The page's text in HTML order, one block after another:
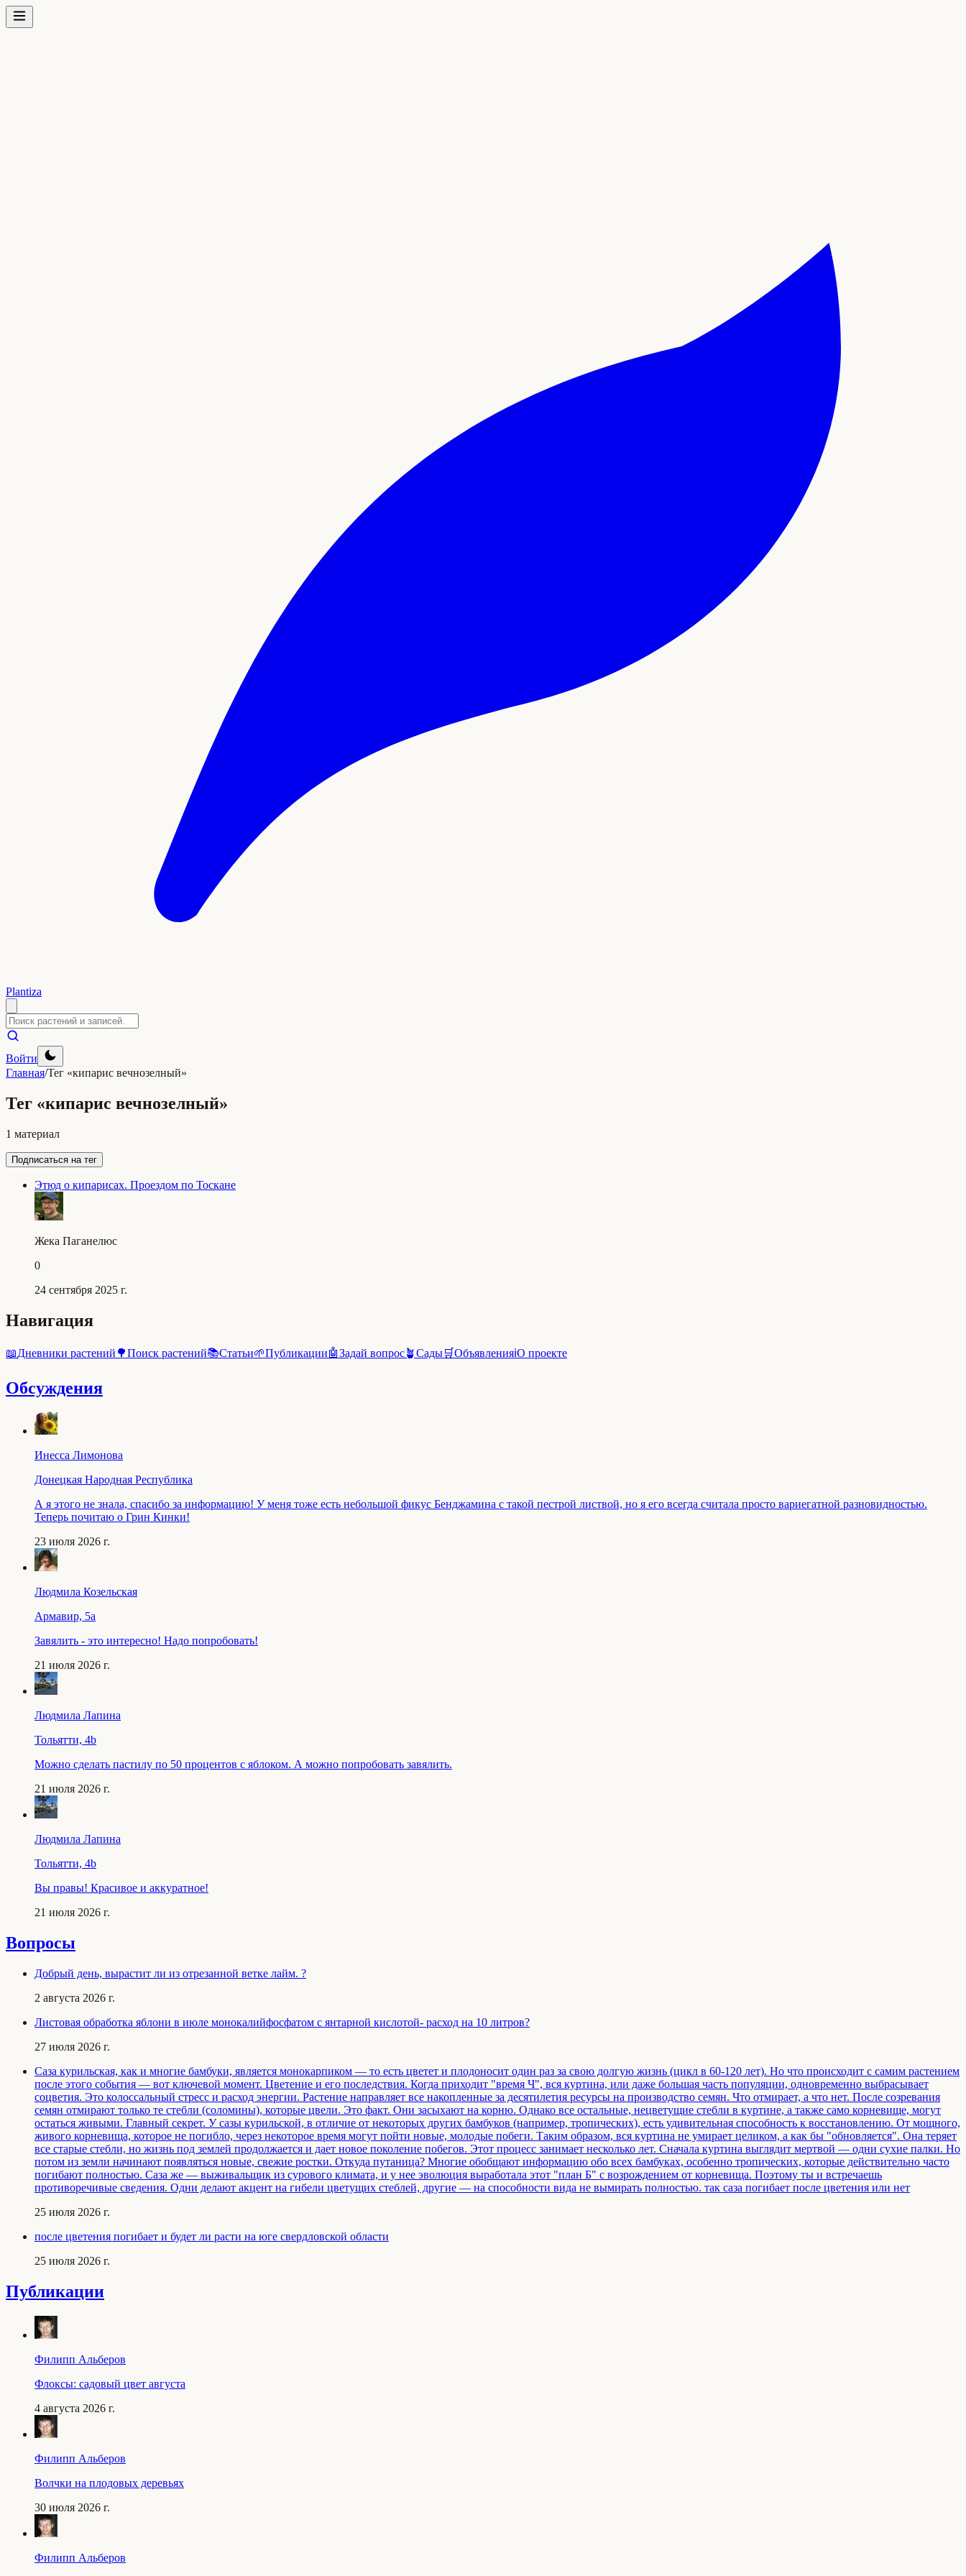
Plantiza
Войти
Главная/Тег «кипарис вечнозелный»
Тег «кипарис вечнозелный»
1 материал
Подписаться на тег
Этюд о кипарисах. Проездом по Тоскане
Жека Паганелюс
0
24 сентября 2025 г.
Навигация
📖Дневники растений 🌳Поиск растений📚Статьи🌱Публикации🤖Задай вопрос🪴Сады🛒Объявленияℹ️О проекте
Обсуждения
Инесса Лимонова
Донецкая Народная Республика
А я этого не знала, спасибо за информацию! У меня тоже есть небольшой фикус Бенджамина с такой пестрой листвой, но я его всегда считала просто вариегатной разновидностью.
Теперь почитаю о Грин Кинки!
23 июля 2026 г.
Людмила Козельская
Армавир, 5a
Завялить - это интересно! Надо попробовать!
21 июля 2026 г.
Людмила Лапина
Тольятти, 4b
Можно сделать пастилу по 50 процентов с яблоком. А можно попробовать завялить.
21 июля 2026 г.
Людмила Лапина
Тольятти, 4b
Вы правы! Красивое и аккуратное!
21 июля 2026 г.
Вопросы
Добрый день, вырастит ли из отрезанной ветке лайм. ?
2 августа 2026 г.
Листовая обработка яблони в июле монокалийфосфатом с янтарной кислотой- расход на 10 литров?
27 июля 2026 г.
Саза курильская, как и многие бамбуки, является монокарпиком — то есть цветет и плодоносит один раз за свою долгую жизнь (цикл в 60-120 лет). Но что происходит с самим растением
после этого события — вот ключевой момент. Цветение и его последствия. Когда приходит "время Ч", вся куртина, или даже большая часть популяции, одновременно выбрасывает
соцветия. Это колоссальный стресс и расход энергии. Растение направляет все накопленные за десятилетия ресурсы на производство семян. Что отмирает, а что нет. После созревания
семян отмирают только те стебли (соломины), которые цвели. Это факт. Они засыхают на корню. Однако все остальные, нецветущие стебли в куртине, а также само корневище, могут
остаться живыми. Главный секрет. У сазы курильской, в отличие от некоторых других бамбуков (например, тропических), есть удивительная способность к восстановлению. От мощного,
живого корневища, которое не погибло, через некоторое время могут пойти новые, молодые побеги. Таким образом, вся куртина не умирает целиком, а как бы "обновляется". Она теряет
все старые стебли, но жизнь под землей продолжается и дает новое поколение побегов. Этот процесс занимает несколько лет. Сначала куртина выглядит мертвой — одни сухие палки. Но
потом из земли начинают появляться новые, свежие ростки. Откуда путаница? Многие обобщают информацию обо всех бамбуках, особенно тропических, которые действительно часто
погибают полностью. Саза же — выживальщик из сурового климата, и у нее эволюция выработала этот "план Б" с возрождением от корневища. Поэтому ты и встречаешь
противоречивые сведения. Одни делают акцент на гибели цветущих стеблей, другие — на способности вида не вымирать полностью. так саза погибает после цветения или нет
25 июля 2026 г.
после цветения погибает и будет ли расти на юге свердловской области
25 июля 2026 г.
Публикации
Филипп Альберов
Флоксы: садовый цвет августа
4 августа 2026 г.
Филипп Альберов
Волчки на плодовых деревьях
30 июля 2026 г.
Филипп Альберов